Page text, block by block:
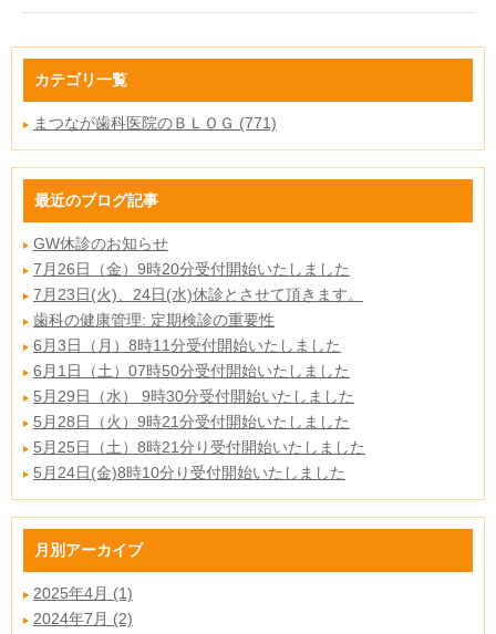
カテゴリ一覧
まつなが歯科医院のＢＬＯＧ (771)
最近のブログ記事
GW休診のお知らせ
7月26日（金）9時20分受付開始いたしました
7月23日(火)、24日(水)休診とさせて頂きます。
歯科の健康管理: 定期検診の重要性
6月3日（月）8時11分受付開始いたしました
6月1日（土）07時50分受付開始いたしました
5月29日（水） 9時30分受付開始いたしました
5月28日（火）9時21分受付開始いたしました
5月25日（土）8時21分り受付開始いたしました
5月24日(金)8時10分り受付開始いたしました
月別アーカイブ
2025年4月 (1)
2024年7月 (2)